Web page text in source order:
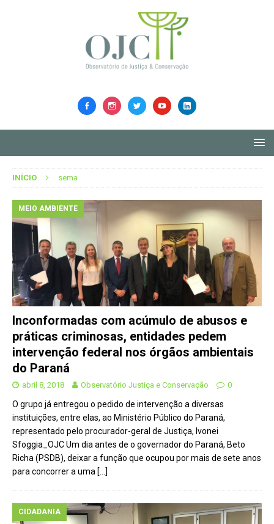
INÍCIO sema
MEIO AMBIENTE
Inconformadas com acúmulo de abusos e
práticas criminosas, entidades pedem
intervenção federal nos órgãos ambientais
do Paraná
abril 8, 2018 Observatório Justiça e Conservação 0
O grupo já entregou o pedido de intervenção a diversas
instituições, entre elas, ao Ministério Público do Paraná,
representado pelo procurador-geral de Justiça, Ivonei
Sfoggia_OJC Um dia antes de o governador do Paraná, Beto
Richa (PSDB), deixar a função que ocupou por mais de sete anos
para concorrer a uma […]
CIDADANIA